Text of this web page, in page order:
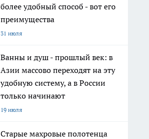
более удобный способ - вот его
преимущества
31 июля
Ванны и душ - прошлый век: в
Азии массово переходят на эту
удобную систему, а в России
только начинают
19 июля
Старые махровые полотенца